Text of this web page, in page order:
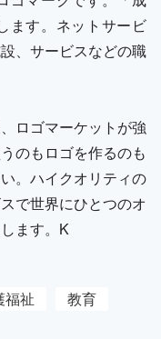
ます。ネットサービ
、サービスなどの職
ロゴマーケットが強
のもロゴを作るのも
。ハイクオリティの
で世界にひとつのオ
ます。K
福祉
教育